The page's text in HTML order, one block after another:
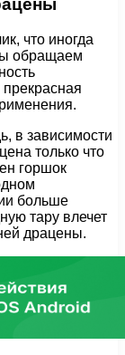
что иногда
обращаем
в зависимости
только что
горшок
больше
тару влечет
драцены.